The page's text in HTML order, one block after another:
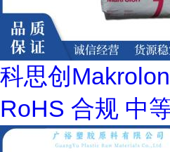
科思创
RoHS 合规 中